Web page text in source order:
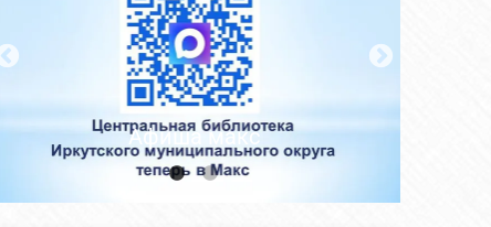
Афиша макс